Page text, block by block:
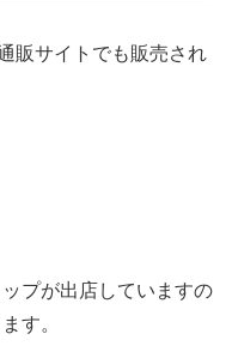
販サイトでも販売され
プが出店していますの
す。